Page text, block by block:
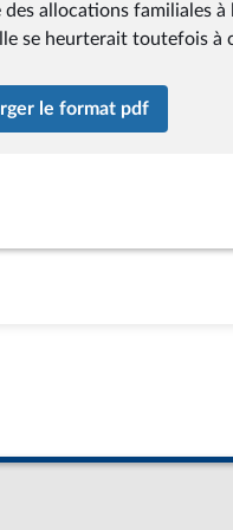
des allocations familiales
se heurterait toutefois à
le format pdf